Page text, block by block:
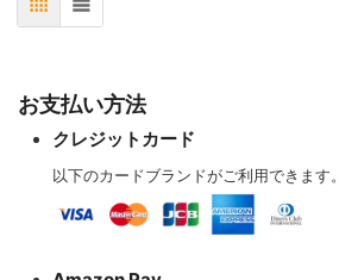
表 リスト
お支払い方法
クレジットカード
以下のカードブランドがご利用できます。